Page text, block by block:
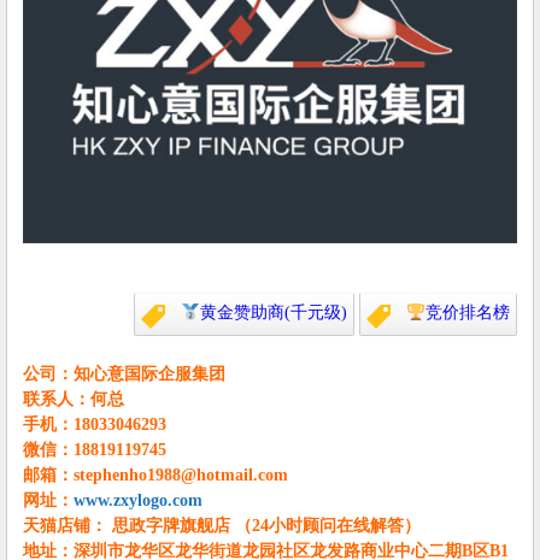
黄金赞助商(千元级) 竞价排名榜
公司：知心意国际企服集团
联系人：何总
手机：18033046293
微信：18819119745
邮箱：stephenho1988@hotmail.com
网址：www.zxylogo.com
天猫店铺： 思政字牌旗舰店 （24小时顾问在线解答）
地址：深圳市龙华区龙华街道龙园社区龙发路商业中心二期B区B1